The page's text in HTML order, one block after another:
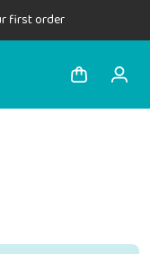
first order